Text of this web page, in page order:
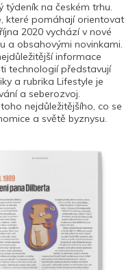
týdeník na českém trhu.
které pomáhají orientovat
2020 vychází v nové
a obsahovými novinkami.
informace
technologií představují
a rubrika Lifestyle je
a seberozvoj.
nejdůležitějšího, co se
a světě byznysu.